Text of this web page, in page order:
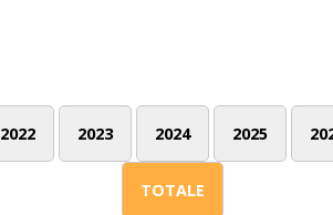
2022 2023 2024 2025
TOTALE